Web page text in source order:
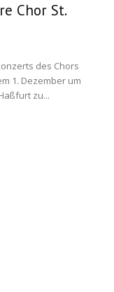
Chor St.
des Chors
1. Dezember um
zu...